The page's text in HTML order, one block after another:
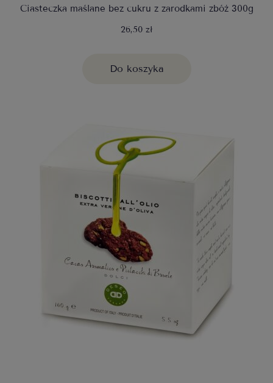
Ciasteczka maślane bez cukru z zarodkami zbóż 300g
26,50 zł
Do koszyka